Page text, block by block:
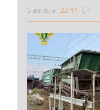
5 августа 22:44